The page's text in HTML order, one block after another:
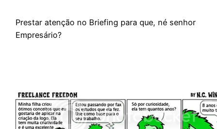
Prestar atenção no Briefing para que, né senhor
Empresário?